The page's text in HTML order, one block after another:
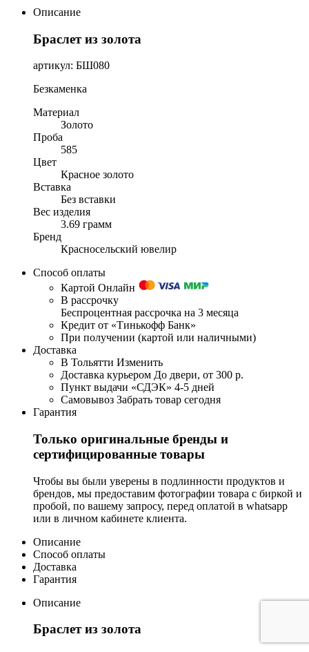
Описание
Браслет из золота
артикул: БШ080
Безкаменка
Материал
Золото
Проба
585
Цвет
Красное золото
Вставка
Без вставки
Вес изделия
3.69 грамм
Бренд
Красносельский ювелир
Способ оплаты
Картой Онлайн
В рассрочку
Беспроцентная рассрочка на 3 месяца
Кредит от «Тинькофф Банк»
При получении (картой или наличными)
Доставка
В Тольятти Изменить
Доставка курьером До двери, от 300 р.
Пункт выдачи «СДЭК» 4-5 дней
Самовывоз Забрать товар сегодня
Гарантия
Только оригинальные бренды и
сертифицированные товары
Чтобы вы были уверены в подлинности продуктов и
брендов, мы предоставим фотографии товара с биркой и
пробой, по вашему запросу, перед оплатой в whatsapp
или в личном кабинете клиента.
Описание
Способ оплаты
Доставка
Гарантия
Описание
Браслет из золота